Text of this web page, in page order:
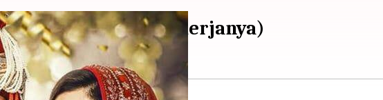
Bagaimana Cara Kerjanya)